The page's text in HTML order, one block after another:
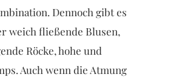
Dennoch gibt es
weich fließende Blusen,
Röcke, hohe und
Auch wenn die Atmung